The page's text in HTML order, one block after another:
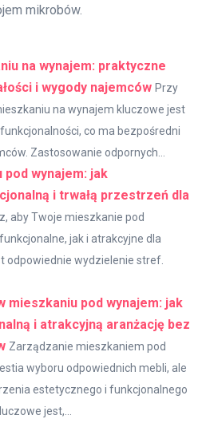
mikrobów.
na wynajem: praktyczne
i wygody najemców Przy
na wynajem kluczowe jest
co ma bezpośredni
Zastosowanie odpornych...
wynajem: jak
i trwałą przestrzeń dla
aby Twoje mieszkanie pod
jak i atrakcyjne dla
odpowiednie wydzielenie stref.
mieszkaniu pod wynajem: jak
i atrakcyjną aranżację bez
Zarządzanie mieszkaniem pod
wyboru odpowiednich mebli, ale
estetycznego i funkcjonalnego
jest,...